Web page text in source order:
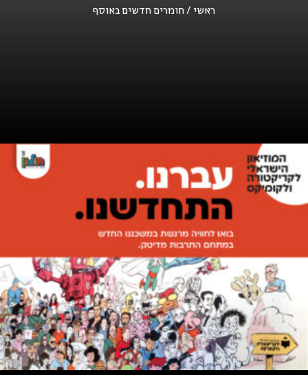
ראשי /חומרים חדשים באוסף